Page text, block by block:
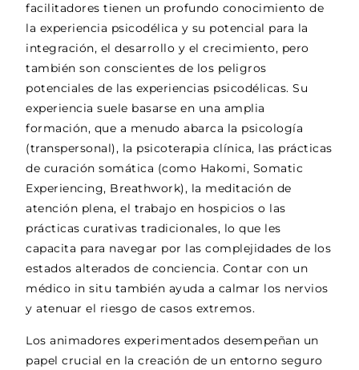
facilitadores tienen un profundo conocimiento de
la experiencia psicodélica y su potencial para la
integración, el desarrollo y el crecimiento, pero
también son conscientes de los peligros
potenciales de las experiencias psicodélicas. Su
experiencia suele basarse en una amplia
formación, que a menudo abarca la psicología
(transpersonal), la psicoterapia clínica, las prácticas
de curación somática (como Hakomi, Somatic
Experiencing, Breathwork), la meditación de
atención plena, el trabajo en hospicios o las
prácticas curativas tradicionales, lo que les
capacita para navegar por las complejidades de los
estados alterados de conciencia. Contar con un
médico in situ también ayuda a calmar los nervios
y atenuar el riesgo de casos extremos.
Los animadores experimentados desempeñan un
papel crucial en la creación de un entorno seguro